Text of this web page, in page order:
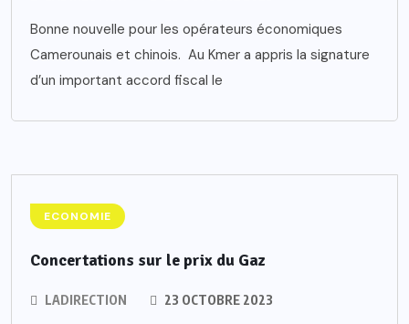
Bonne nouvelle pour les opérateurs économiques
Camerounais et chinois. Au Kmer a appris la signature
d’un important accord fiscal le
ECONOMIE
Concertations sur le prix du Gaz
LADIRECTION 23 OCTOBRE 2023